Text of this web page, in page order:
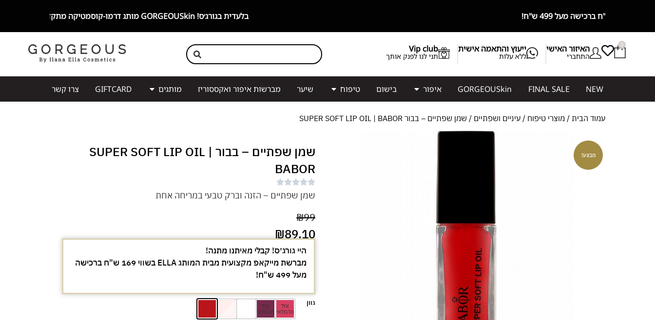
0 האיזור האישי
התחברי
ייעוץ והתאמה אישית
ללא עלות
Vip club
תני לנו לפנק אותך
NEW
FINAL SALE
GORGEOUSkin איפור בישום טיפוח שיער מברשות איפור ואקססוריז מותגים GIFTCARD צרו קשר
עמוד הבית / מוצרי טיפוח / עיניים ושפתיים / שמן שפתיים – בבור SUPER SOFT LIP OIL | BABOR
מבצע!
שמן שפתיים – בבור SUPER SOFT LIP OIL |
BABOR
שמן שפתיים – הזנה וברק טבעי במריחה אחת
₪99
₪89.10
היי גורג׳ס! קבלי מאיתנו מתנה!
מברשת מייקאפ מקצועית מבית המותג ELLA בשווי 169 ש"ח ברכישה
מעל 499 ש"ח!
גוון